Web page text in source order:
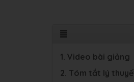
1. Video bài giảng
2. Tóm tắt lý